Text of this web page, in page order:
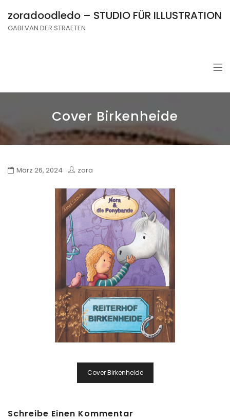
zoradoodledo – STUDIO FÜR ILLUSTRATION
GABI VAN DER STRAETEN
Cover Birkenheide
März 26, 2024 zora
BeitragsnavigationCover Birkenheide
Schreibe Einen Kommentar